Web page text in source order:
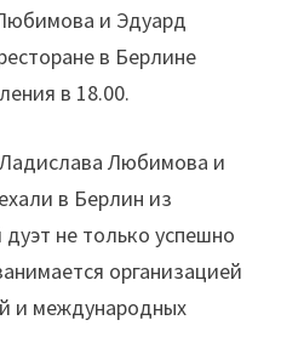
и Эдуард
в Берлине
в 18.00.
Любимова и
в Берлин из
не только успешно
организацией
и международных